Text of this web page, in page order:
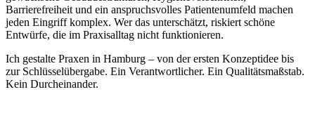
Barrierefreiheit und ein anspruchsvolles Patientenumfeld machen
jeden Eingriff komplex. Wer das unterschätzt, riskiert schöne
Entwürfe, die im Praxisalltag nicht funktionieren.
Ich gestalte Praxen in Hamburg – von der ersten Konzeptidee bis
zur Schlüsselübergabe. Ein Verantwortlicher. Ein Qualitätsmaßstab.
Kein Durcheinander.